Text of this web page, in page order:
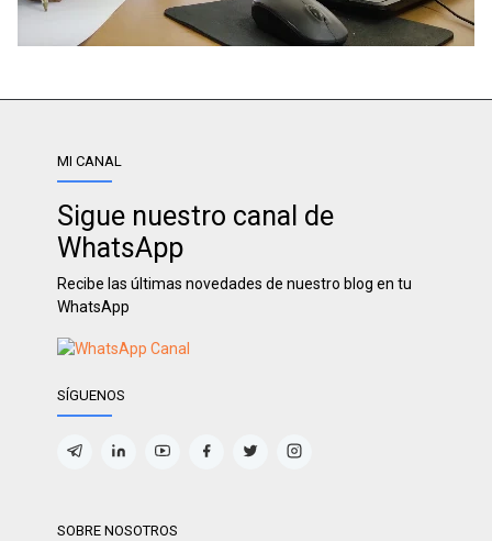
MI CANAL
Sigue nuestro canal de
WhatsApp
Recibe las últimas novedades de nuestro blog en tu
WhatsApp
SÍGUENOS
SOBRE NOSOTROS